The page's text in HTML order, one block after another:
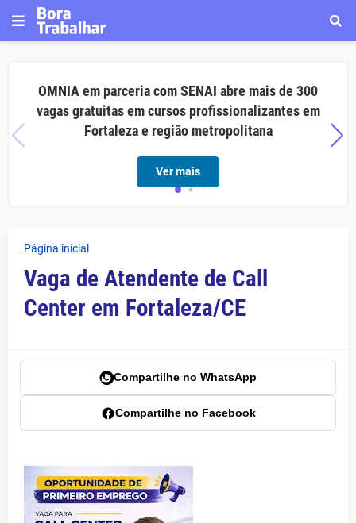
OMNIA em parceria com SENAI abre mais de 300
vagas gratuitas em cursos profissionalizantes em
Fortaleza e região metropolitana
Ver mais
Página inicial
Vaga de Atendente de Call
Center em Fortaleza/CE
Compartilhe no WhatsApp
Compartilhe no Facebook